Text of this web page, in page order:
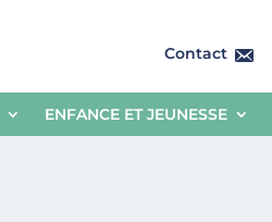
Contact
ENFANCE ET JEUNESSE